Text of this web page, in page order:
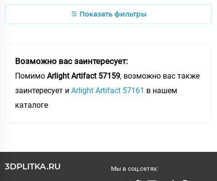
Показать фильтры
Возможно вас заинтересует:
Помимо Arlight Artifact 57159, возможно вас также
заинтересует и Arlight Artifact 57161 в нашем
каталоге
3DPLITKA.RU Мы в соц.сетях: